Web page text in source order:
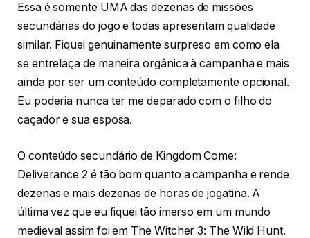
Essa é somente UMA das dezenas de missões
secundárias do jogo e todas apresentam qualidade
similar. Fiquei genuinamente surpreso em como ela
se entrelaça de maneira orgânica à campanha e mais
ainda por ser um conteúdo completamente opcional.
Eu poderia nunca ter me deparado com o filho do
caçador e sua esposa.
O conteúdo secundário de Kingdom Come:
Deliverance 2 é tão bom quanto a campanha e rende
dezenas e mais dezenas de horas de jogatina. A
última vez que eu fiquei tão imerso em um mundo
medieval assim foi em The Witcher 3: The Wild Hunt.